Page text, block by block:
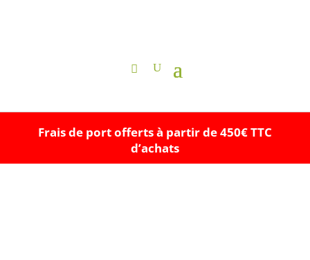
Frais de port offerts à partir de 450€ TTC
d’achats